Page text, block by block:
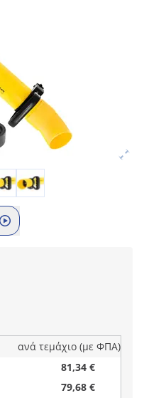
ανά τεμάχιο (με ΦΠΑ)
81,34 €
79,68 €